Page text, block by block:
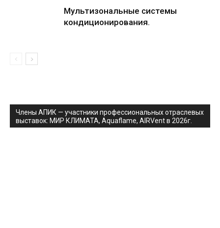
Мультизональные системы
кондиционирования.
Члены АПИК — участники профессиональных отраслевых
выставок: МИР КЛИМАТА, Aquaflame, AIRVent в 2026г.